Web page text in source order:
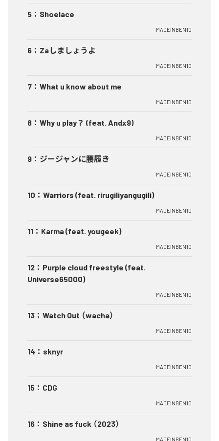
5 ： Shoelace
MADEINBEN10
6 ： Zaしましょうよ
MADEINBEN10
7 ： What u know about me
MADEINBEN10
8 ： Why u play？ (feat. Andx9)
MADEINBEN10
9 ： ジージャンに腰履き
MADEINBEN10
10 ： Warriors (feat. rirugiliyangugili)
MADEINBEN10
11 ： Karma (feat. yougeek)
MADEINBEN10
12 ： Purple cloud freestyle (feat.
Universe65000)
MADEINBEN10
13 ： Watch Out （wacha）
MADEINBEN10
14 ： sknyr
MADEINBEN10
15 ： CDG
MADEINBEN10
16 ： Shine as fuck （2023）
MADEINBEN10